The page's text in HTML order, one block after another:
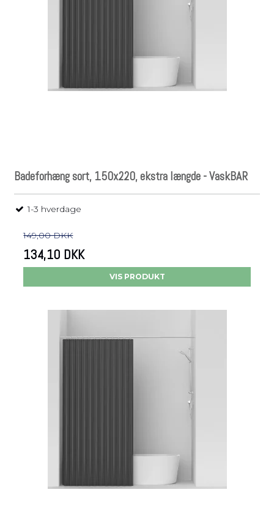
Badeforhæng sort, 150x220, ekstra længde - VaskBAR
1-3 hverdage
149,00 DKK
134,10 DKK
VIS PRODUKT